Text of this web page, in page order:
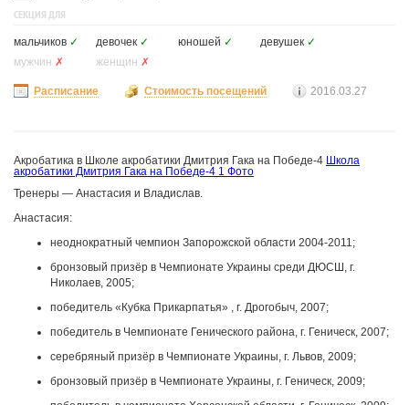
СЕКЦИЯ ДЛЯ
мальчиков ✓ девочек ✓ юношей ✓ девушек ✓
мужчин ✗ женщин ✗
Расписание Стоимость посещений 2016.03.27
Акробатика в Школе акробатики Дмитрия Гака на Победе-4 Школа
акробатики Дмитрия Гака на Победе-4 1 Фото
Тренеры — Анастасия и Владислав.
Анастасия:
неоднократный чемпион Запорожской области 2004-2011;
бронзовый призёр в Чемпионате Украины среди ДЮСШ, г.
Николаев, 2005;
победитель «Кубка Прикарпатья» , г. Дрогобыч, 2007;
победитель в Чемпионате Генического района, г. Геническ, 2007;
серебряный призёр в Чемпионате Украины, г. Львов, 2009;
бронзовый призёр в Чемпионате Украины, г. Геническ, 2009;